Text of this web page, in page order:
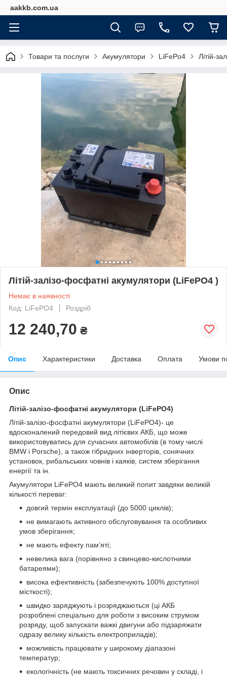
aakkb.com.ua
Товари та послуги Акумулятори LiFePo4 Літій-
Літій-залізо-фосфатні акумулятори (LiFePO4 )
Немає в наявності
Код: LiFePO4
Роздріб
12 240,70 ₴
Опис Характеристики Доставка Оплата Умови
Опис
Літій-залізо-фосфатні акумулятори (LiFePO4)
Літій-залізо-фосфатні акумулятори (LiFePO4)- це
вдосконалений передовий вид літієвих АКБ, що може
використовуватись для сучасних автомобілів (в тому числі
BMW і Porsche), а також гібридних інверторів, сонячних
установок, рибальських човнів і каяків, систем зберігання
енергії та ін.
Акумулятори LiFePO4 мають великий попит завдяки великій
кількості переваг:
довгий термін експлуатації (до 5000 циклів);
не вимагають активного обслуговування та особливих
умов зберігання;
не мають ефекту пам’яті;
невелика вага (порівняно з свинцево-кислотними
батареями);
висока ефективність (забезпечують 100% доступної
місткості);
швидко заряджують і розряджаються (ці АКБ
розроблені спеціально для роботи з високим струмом
розряду, щоб запускати важкі двигуни або підзаряжати
одразу велику кількість електроприладів);
можливість працювати у широкому діапазоні
температур;
екологічність (не мають токсичних речовин у складі, і